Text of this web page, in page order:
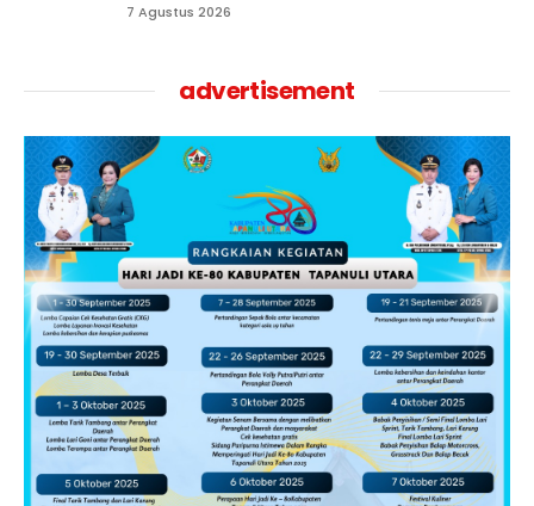
7 Agustus 2026
advertisement